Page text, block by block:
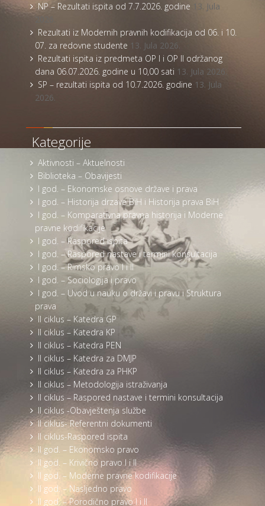
NP – Rezultati ispita od 7.7.2026. godine
13. Jula
Rezultati iz Modernih pravnih kodifikacija od 06. i 10.
07. za redovne studente 13. Jula 2026.
Rezultati ispita iz predmeta OP I i OP II održanog
dana 06.07.2026. godine u 10,00 sati 13. Jula 2026.
SP – rezultati ispita od 10.7.2026. godine 13. Jula
2026.
Kategorije
Aktivnosti – Aktuelnosti
Biblioteka – Obavijesti
I god. – Ekonomske osnove države i prava
I god. – Historija drzave BiH i Historija prava BiH
I god. – Komparativna pravna historija i Moderne
pravne kodifikacije
I god. – Raspored ispita
I god. – Raspored nastave i termini konsultacija
I god. – Rimsko pravo I i II
I god. – Sociologija i pravo
I god. – Uvod u nauku o državi i pravu i Struktura
prava
II ciklus – Katedra GP
II ciklus – Katedra KP
II ciklus – Katedra PEN
II ciklus – Katedra za DMJP
II ciklus – Katedra za PHKP
II ciklus – Metodologija istraživanja
II ciklus – Raspored nastave i termini konsultacija
II ciklus -Obavještenja službe
II ciklus- Referentni dokumenti
II ciklus-Raspored ispita
II god. – Ekonomsko pravo
II god. – Krivično pravo I i II
II god. – Moderne pravne kodifikacije
II god. – Nasljedno pravo
II god. – Porodično pravo I i II